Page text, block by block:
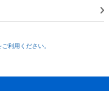
利用ください。